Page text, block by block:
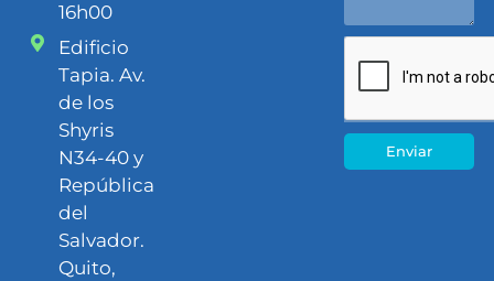
16h00
Edificio
Tapia. Av.
de los
Shyris
N34-40 y
República
del
Salvador.
Quito,
Enviar